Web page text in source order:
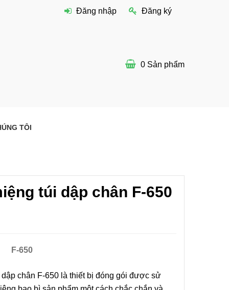
túi dập chân F-650
F-650
dập chân F-650 là thiết bị đóng gói được sử
Liên
Máy In Date Tem Nhãn Tự
Đăng nhập Đăng ký
0 Sản phẩm
TÔI